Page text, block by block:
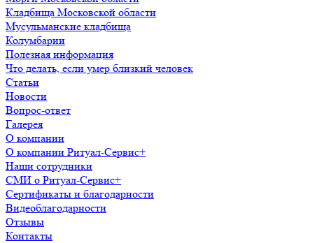
Кладбища Московской области
Мусульманские кладбища
Колумбарии
Полезная информация
Что делать, если умер близкий человек
Статьи
Новости
Вопрос-ответ
Галерея
О компании
О компании Ритуал-Сервис+
Наши сотрудники
СМИ о Ритуал-Сервис+
Сертификаты и благодарности
Видеоблагодарности
Отзывы
Контакты